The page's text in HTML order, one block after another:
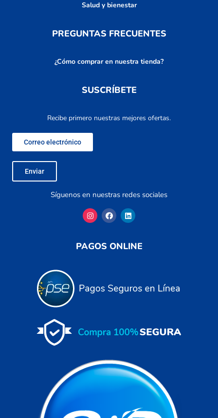
Salud y bienestar
PREGUNTAS FRECUENTES
¿Cómo comprar en nuestra tienda?
SUSCRÍBETE
Recibe primero nuestras mejores ofertas.
Correo electrónico
Enviar
Síguenos en nuestras redes sociales
PAGOS ONLINE